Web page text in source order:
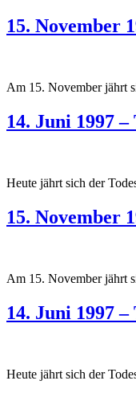
15. November
Am 15. November jährt
14. Juni 1997
Heute jährt sich der
15. November
Am 15. November jährt
14. Juni 1997
Heute jährt sich der